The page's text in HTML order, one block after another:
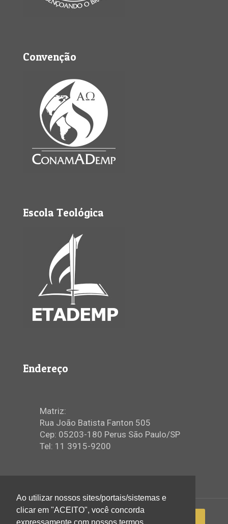
Convenção
Escola Teológica
Endereço
Matriz:
Rua João Batista Fanton 505
Cep: 05203-180 Perus São Paulo/SP
Tel: 11 3915-9200
Ao utilizar nossos sites/portais/sistemas e
clicar em "ACEITO", você concorda